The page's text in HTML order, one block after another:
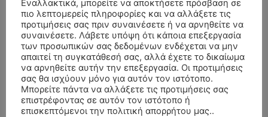
Εναλλακτικά, μπορείτε να αποκτήσετε πρόσβαση σε
πιο λεπτομερείς πληροφορίες και να αλλάξετε τις
προτιμήσεις σας πριν συναινέσετε ή να αρνηθείτε να
συναινέσετε. Λάβετε υπόψη ότι κάποια επεξεργασία
των προσωπικών σας δεδομένων ενδέχεται να μην
απαιτεί τη συγκατάθεσή σας, αλλά έχετε το δικαίωμα
να αρνηθείτε αυτήν την επεξεργασία. Οι προτιμήσεις
σας θα ισχύουν μόνο για αυτόν τον ιστότοπο.
Μπορείτε πάντα να αλλάξετε τις προτιμήσεις σας
επιστρέφοντας σε αυτόν τον ιστότοπο ή
επισκεπτόμενοι την πολιτική απορρήτου μας..